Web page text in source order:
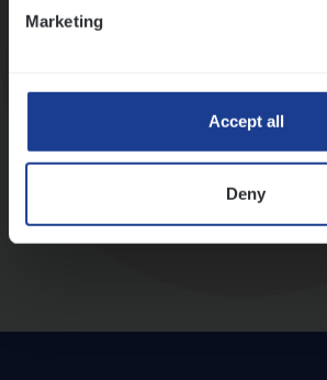
Marketing
Accept all
Deny